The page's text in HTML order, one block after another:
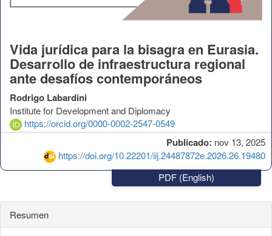
Publicado: nov 13, 2025
https://doi.org/10.22201/iij.24487872e.2026.26.19480
Vida jurídica para la bisagra en Eurasia.
Desarrollo de infraestructura regional
ante desafíos contemporáneos
Rodrigo Labardini
Institute for Development and Diplomacy
https://orcid.org/0000-0002-2547-0549
PDF (English)
Resumen